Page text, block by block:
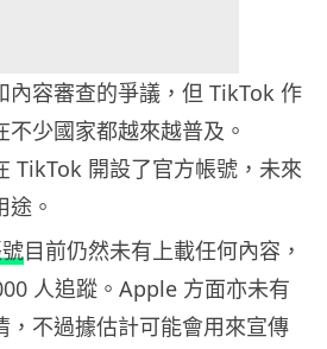
內容審查的爭議，但 TikTok 作
少國家都越來越普及。
TikTok 開設了官方帳號，未來
。
目前仍然未有上載任何內容，
人追蹤。Apple 方面亦未有
，不過據估計可能會用來宣傳